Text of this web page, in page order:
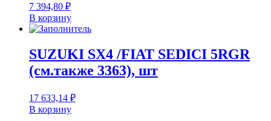
7 394,80 ₽
В корзину
SUZUKI SX4 /FIAT SEDICI 5RGR
(см.также 3363), шт
17 633,14 ₽
В корзину